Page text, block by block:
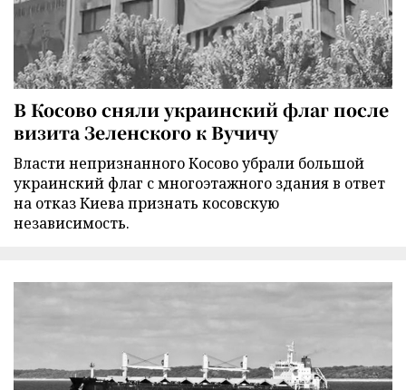
В Косово сняли украинский флаг после
визита Зеленского к Вучичу
Власти непризнанного Косово убрали большой
украинский флаг с многоэтажного здания в ответ
на отказ Киева признать косовскую
независимость.